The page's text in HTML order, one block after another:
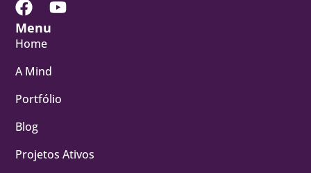
Menu
Home
A Mind
Portfólio
Blog
Projetos Ativos